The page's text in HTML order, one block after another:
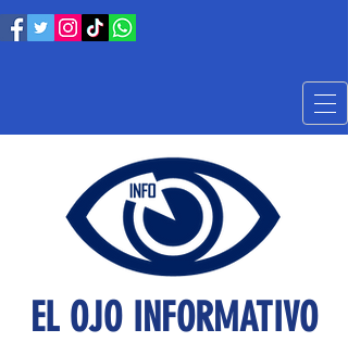
EL OJO INFORMATIVO